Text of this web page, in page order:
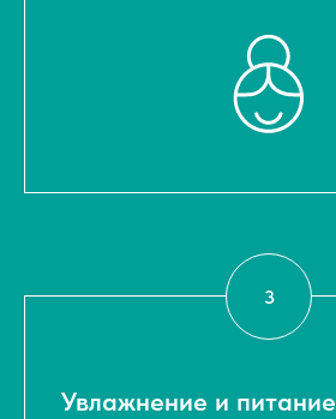
Увлажнение и питание